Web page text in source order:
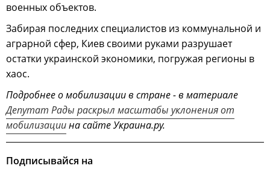
военных объектов.
Забирая последних специалистов из коммунальной и
аграрной сфер, Киев своими руками разрушает
остатки украинской экономики, погружая регионы в
хаос.
Подробнее о мобилизации в стране - в материале
Депутат Рады раскрыл масштабы уклонения от
мобилизациина сайте Украина.ру.
Подписывайся на